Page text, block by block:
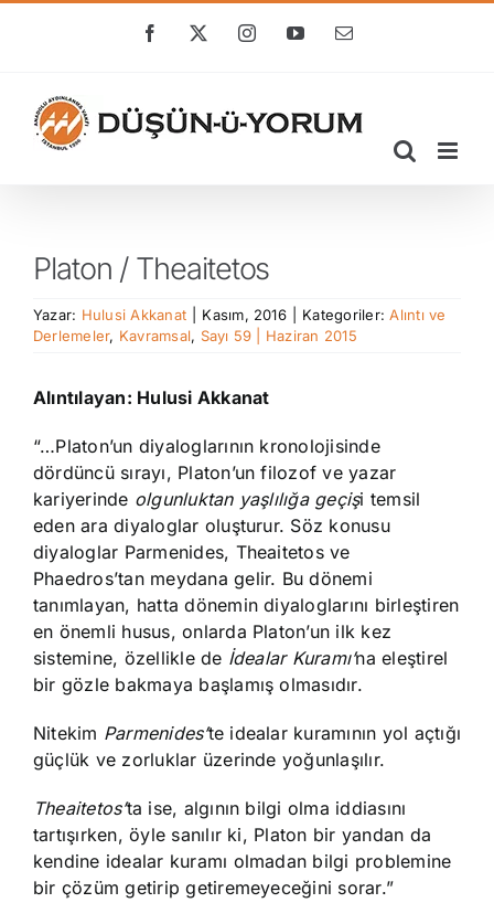
Facebook
X InstagramYouTube
E-
Platon / Theaitetos
Yazar: Hulusi Akkanat Kasım, 2016 Kategoriler:Alıntı ve
Derlemeler, Kavramsal, Sayı 59 | Haziran 2015
Alıntılayan: Hulusi Akkanat
“…Platon’un diyaloglarının kronolojisinde
dördüncü sırayı, Platon’un filozof ve yazar
kariyerinde olgunluktan yaşlılığa geçişi temsil
eden ara diyaloglar oluşturur. Söz konusu
diyaloglar Parmenides, Theaitetos ve
Phaedros’tan meydana gelir. Bu dönemi
tanımlayan, hatta dönemin diyaloglarını birleştiren
en önemli husus, onlarda Platon’un ilk kez
sistemine, özellikle de İdealar Kuramı’na eleştirel
bir gözle bakmaya başlamış olmasıdır.
Nitekim Parmenides’te idealar kuramının yol açtığı
güçlük ve zorluklar üzerinde yoğunlaşılır.
Theaitetos’ta ise, algının bilgi olma iddiasını
tartışırken, öyle sanılır ki, Platon bir yandan da
kendine idealar kuramı olmadan bilgi problemine
bir çözüm getirip getiremeyeceğini sorar.”